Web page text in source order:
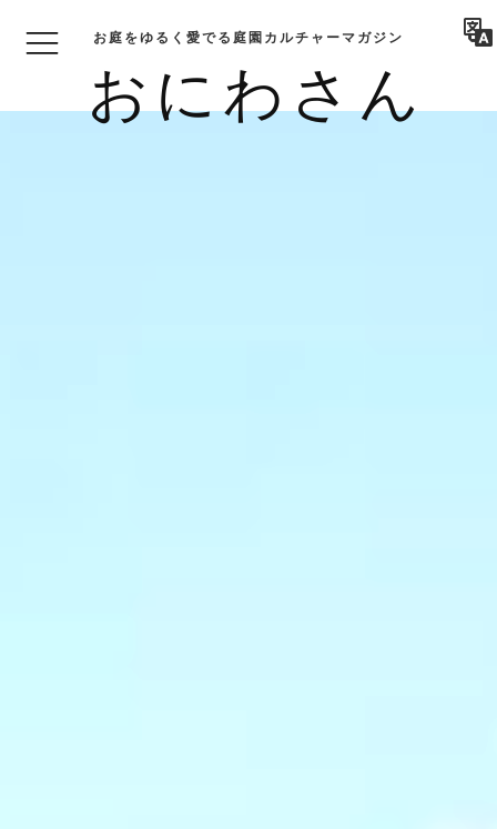
おにわさん
お庭をゆるく愛でる庭園カルチャーマガジン